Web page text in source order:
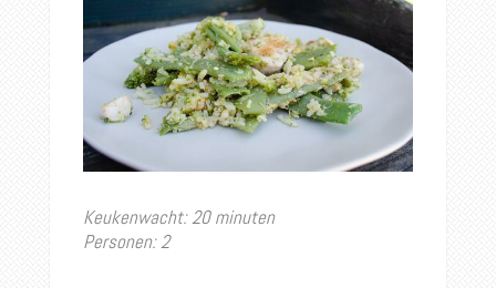
Keukenwacht: 20 minuten
Personen: 2